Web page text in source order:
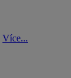
Více...